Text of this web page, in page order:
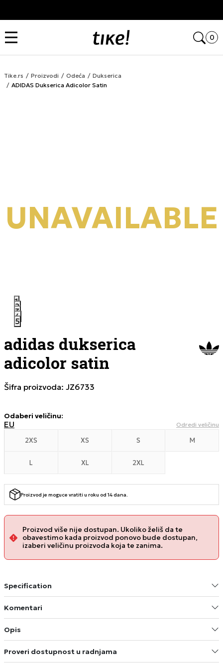
0
Tike.rs Proizvodi Odeća
Dukserica
ADIDAS Dukserica Adicolor Satin
1
2
3
4
5
UNAVAILABLE
adidas dukserica
adicolor satin
Šifra proizvoda: JZ6733
Odaberi veličinu:
EU Odredi veličinu
2XS XS S M
L XL 2XL
Proizvod je moguce vratiti u roku od 14 dana.
Proizvod više nije dostupan. Ukoliko želiš da te
obavestimo kada proizvod ponovo bude dostupan,
izaberi veličinu proizvoda koja te zanima.
Specification
Komentari
Opis
Proveri dostupnost u radnjama